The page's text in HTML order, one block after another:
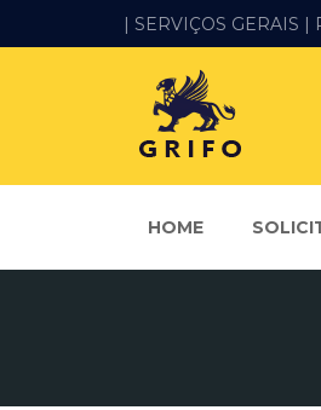
| SERVIÇOS GERAIS |
HOME